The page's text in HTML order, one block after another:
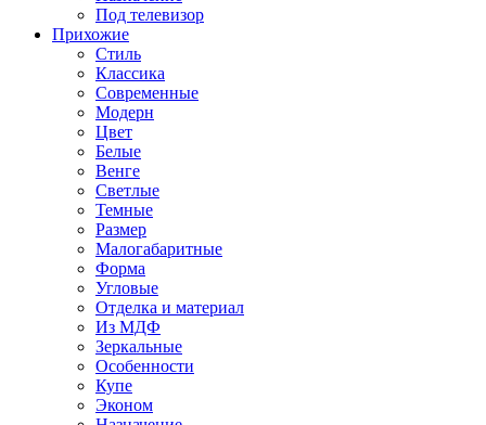
Под телевизор
Прихожие
Стиль
Классика
Современные
Модерн
Цвет
Белые
Венге
Светлые
Темные
Размер
Малогабаритные
Форма
Угловые
Отделка и материал
Из МДФ
Зеркальные
Особенности
Купе
Эконом